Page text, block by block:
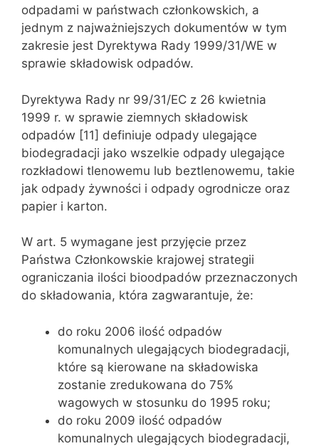
odpadami w państwach członkowskich, a
jednym z najważniejszych dokumentów w tym
zakresie jest Dyrektywa Rady 1999/31/WE w
sprawie składowisk odpadów.
Dyrektywa Rady nr 99/31/EC z 26 kwietnia
1999 r. w sprawie ziemnych składowisk
odpadów [11] definiuje odpady ulegające
biodegradacji jako wszelkie odpady ulegające
rozkładowi tlenowemu lub beztlenowemu, takie
jak odpady żywności i odpady ogrodnicze oraz
papier i karton.
W art. 5 wymagane jest przyjęcie przez
Państwa Członkowskie krajowej strategii
ograniczania ilości bioodpadów przeznaczonych
do składowania, która zagwarantuje, że:
do roku 2006 ilość odpadów
komunalnych ulegających biodegradacji,
które są kierowane na składowiska
zostanie zredukowana do 75%
wagowych w stosunku do 1995 roku;
do roku 2009 ilość odpadów
komunalnych ulegających biodegradacji,